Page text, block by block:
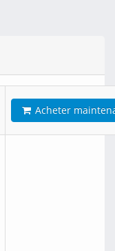
Acheter